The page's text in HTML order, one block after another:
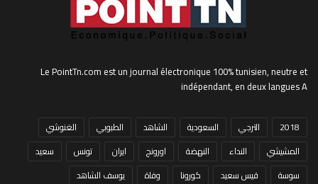
Le PointTn.com est un journal électronique 100% tunisien, neutre et
indépendant, en deux langues A
2018 الترجي السعودية الشاهد الطبوبي
الغنوشي
المشيشي
النداء النهضة اورونج ايران تونس
سعيد
سوسة
قيس سعيد كورونا وفاة يوسف الشاهد